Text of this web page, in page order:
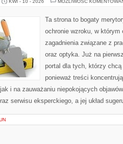
KWI - 10 - 2026 MOŻLIWOŚĆ
Ta strona to bogaty
ochronie wzroku, w
zagadnienia związane z
oraz optyka. Już na
portal dla tych, którzy
ponieważ treści
i na zauważaniu niepokojących
serwisu eksperckiego, a jej układ